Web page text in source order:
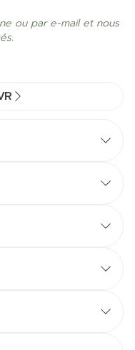
ou par e-mail et nous